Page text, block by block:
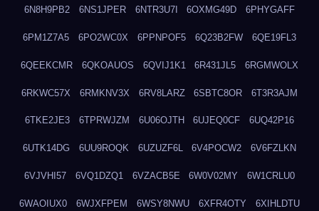
6N8H9PB2 6NS1JPER 6NTR3U7I 6OXMG49D 6PHYGAFF
6PM1Z7A5 6PO2WC0X 6PPNPOF5 6Q23B2FW 6QE19FL3
6QEEKCMR 6QKOAUOS 6QVIJ1K1 6R431JL5 6RGMWOLX
6RKWC57X 6RMKNV3X 6RV8LARZ 6SBTC8OR 6T3R3AJM
6TKE2JE3 6TPRWJZM 6U06OJTH 6UJEQ0CF 6UQ42P16
6UTK14DG 6UU9ROQK 6UZUZF6L 6V4POCW2 6V6FZLKN
6VJVHI57 6VQ1DZQ1 6VZACB5E 6W0V02MY 6W1CRLU0
6WAOIUX0 6WJXFPEM 6WSY8NWU 6XFR4OTY 6XIHLDTU